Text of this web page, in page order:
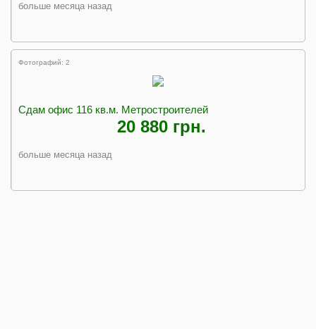
больше месяца назад
Фотографий: 2
Сдам офис 116 кв.м. Метростроителей
20 880 грн.
больше месяца назад